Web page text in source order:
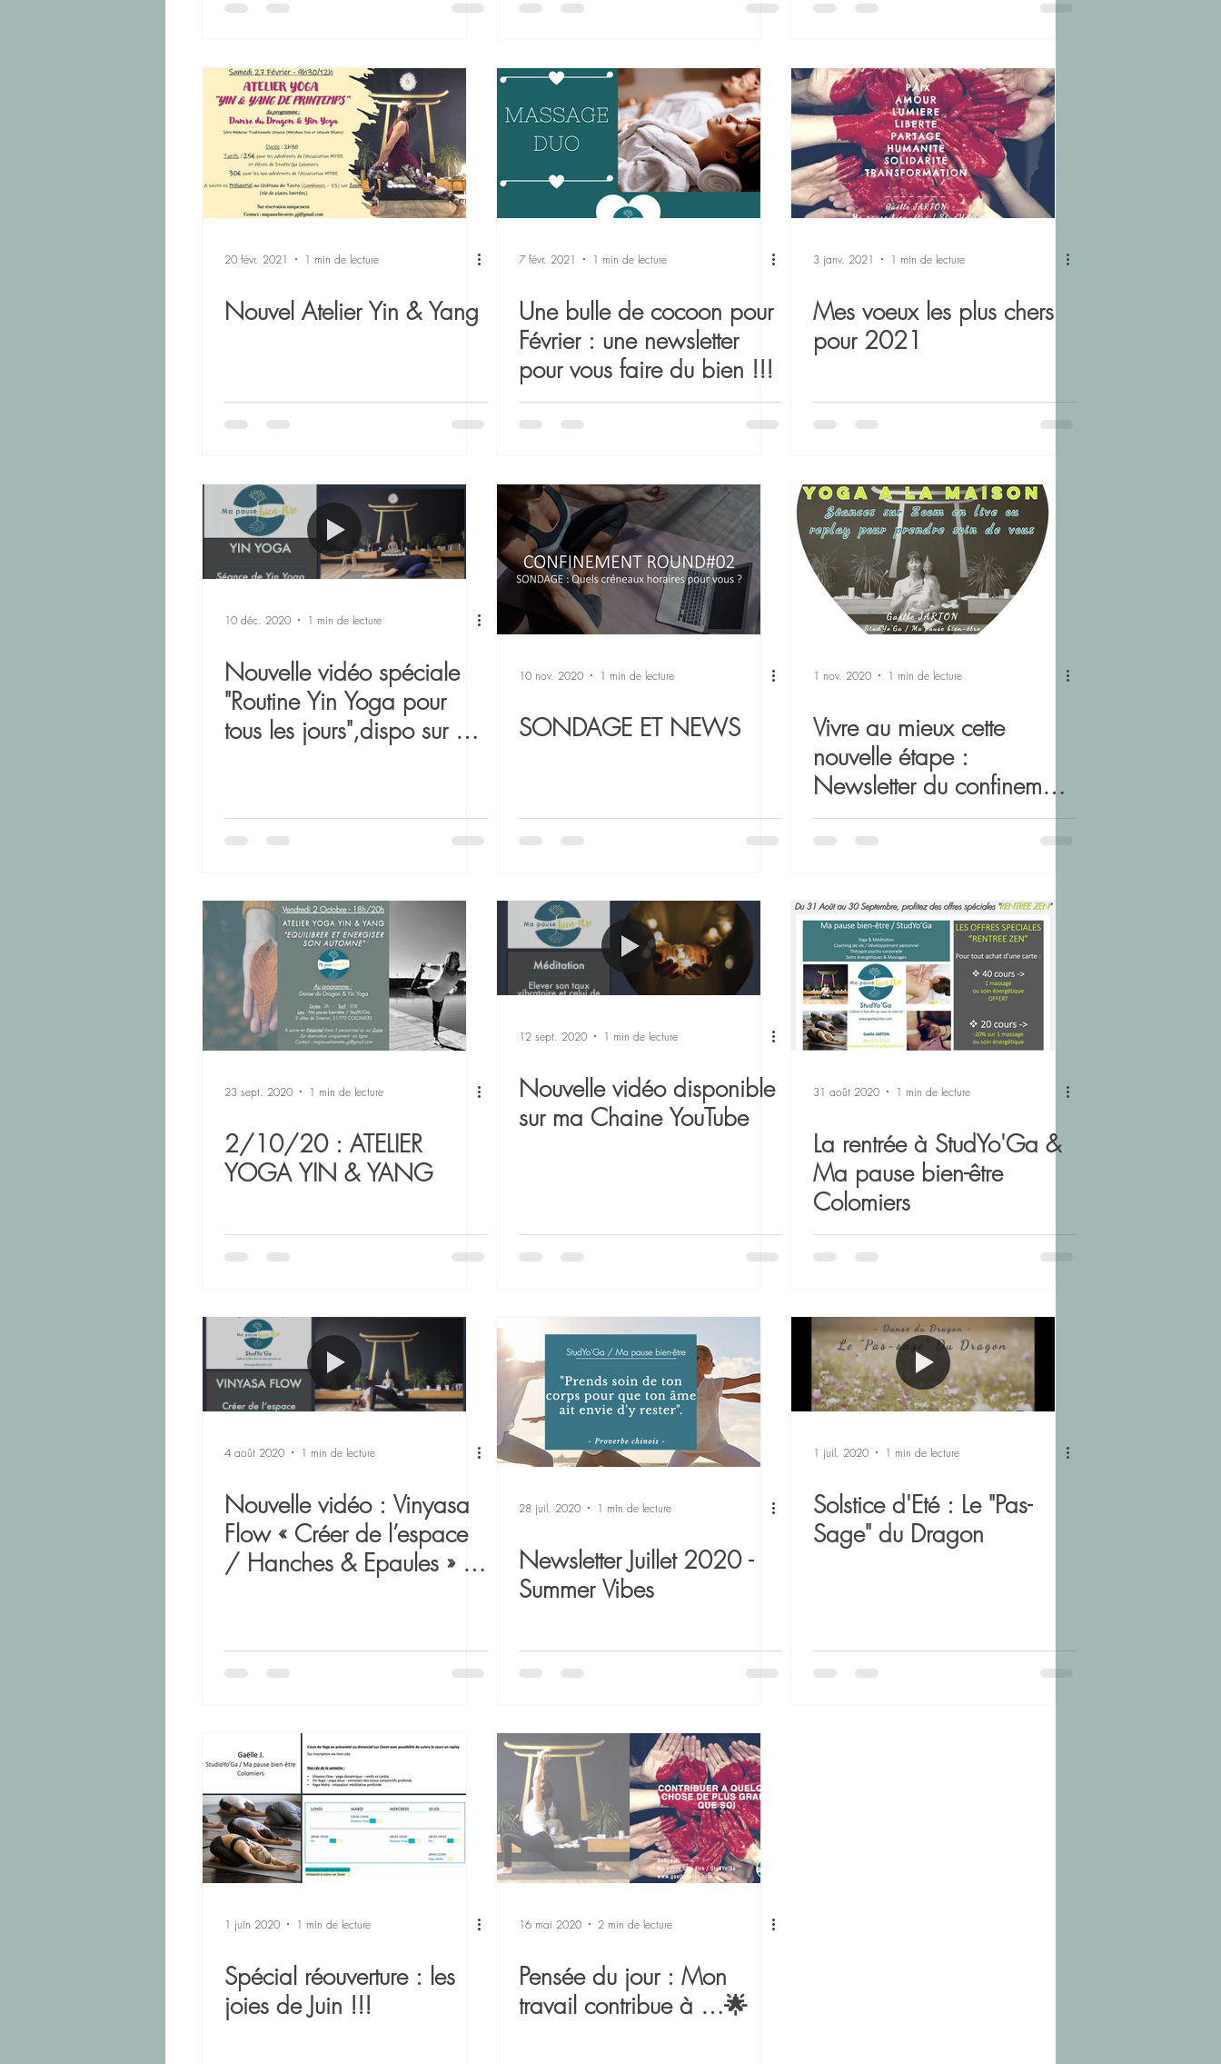
20 févr. 2021 1 min de lecture
Nouvel Atelier Yin & Yang
7 févr. 2021 1 min de lecture
Une bulle de cocoon pour
Février : une newsletter
pour vous faire du bien !!!
3 janv. 2021 1 min de lecture
Mes voeux les plus chers
pour 2021
10 déc. 2020 1 min de lecture
Nouvelle vidéo spéciale
"Routine Yin Yoga pour
tous les jours",dispo sur ma
10 nov. 2020 1 min de lecture
SONDAGE ET NEWS
1 nov. 2020 1 min de lecture
Vivre au mieux cette
nouvelle étape :
Newsletter du confinement
V2 !!!
23 sept. 2020 1 min de lecture
2/10/20 : ATELIER
YOGA YIN & YANG
12 sept. 2020 1 min de lecture
Nouvelle vidéo disponible
sur ma Chaine YouTube
31 août 2020 1 min de lecture
La rentrée à StudYo'Ga &
Ma pause bien-être
Colomiers
4 août 2020 1 min de lecture
Nouvelle vidéo : Vinyasa
Flow « Créer de l’espace
/ Hanches & Epaules » -
28 juil. 2020 1 min de lecture
Newsletter Juillet 2020 -
Summer Vibes
1 juil. 2020 1 min de lecture
Solstice d'Eté : Le "Pas-
Sage" du Dragon
1 juin 2020 1 min de lecture
Spécial réouverture : les
joies de Juin !!!
16 mai 2020 2 min de lecture
Pensée du jour : Mon
travail contribue à …🌟